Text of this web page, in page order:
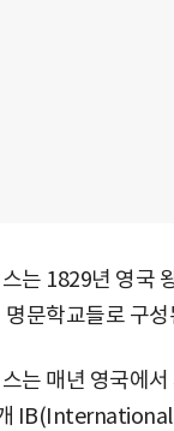
는 1829년 영국
명문학교들로 구
는 매년 영국에
IB(International